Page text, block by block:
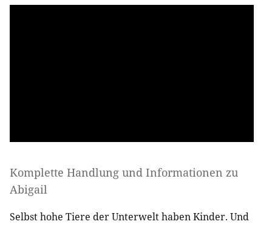
Komplette Handlung und Informationen zu
Abigail
Selbst hohe Tiere der Unterwelt haben Kinder. Und